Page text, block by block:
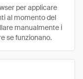
per applicare
al momento del
manualmente i
se funzionano.